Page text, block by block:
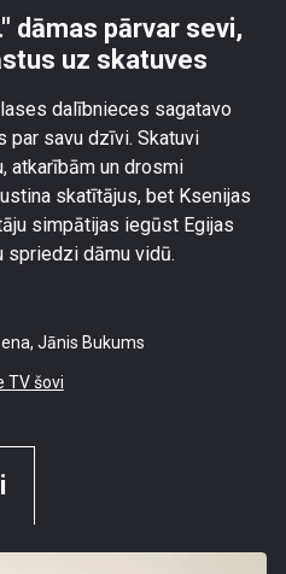
dāmas pārvar sevi,
uz skatuves
dalībnieces sagatavo
par savu dzīvi. Skatuvi
atkarībām un drosmi
skatītājus, bet Ksenijas
simpātijas iegūst Egijas
spriedzi dāmu vidū.
Jānis Bukums
TV šovi